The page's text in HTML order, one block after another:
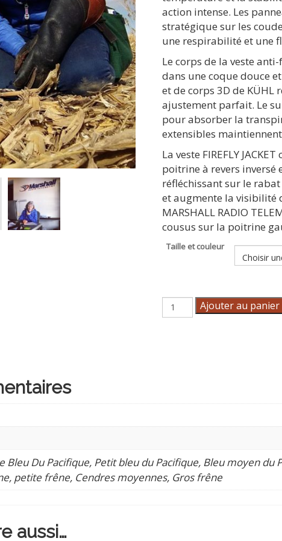
action intense. Les
stratégique sur les
une respirabilité et une
Le corps de la veste
dans une coque douce
et de corps 3D de KÜHL
ajustement parfait. Le
pour absorber la
extensibles
La veste FIREFLY
poitrine à revers inversé
réfléchissant sur le
et augmente la visibilité
MARSHALL RADIO
cousus sur la poitrine
Taille et couleur
quantité
Ajouter au panier
Bleu Du Pacifique, Petit bleu du Pacifique, Bleu moyen du
petite frêne, Cendres moyennes, Gros frêne
aussi…